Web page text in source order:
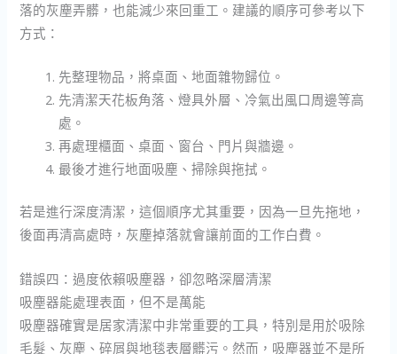
落的灰塵弄髒，也能減少來回重工。建議的順序可參考以下
方式：
先整理物品，將桌面、地面雜物歸位。
先清潔天花板角落、燈具外層、冷氣出風口周邊等高
處。
再處理櫃面、桌面、窗台、門片與牆邊。
最後才進行地面吸塵、掃除與拖拭。
若是進行深度清潔，這個順序尤其重要，因為一旦先拖地，
後面再清高處時，灰塵掉落就會讓前面的工作白費。
錯誤四：過度依賴吸塵器，卻忽略深層清潔
吸塵器能處理表面，但不是萬能
吸塵器確實是居家清潔中非常重要的工具，特別是用於吸除
毛髮、灰塵、碎屑與地毯表層髒污。然而，吸塵器並不是所